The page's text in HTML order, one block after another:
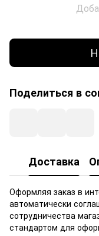
Поделиться в
Доставка
Оформляя заказ в
автоматически
сотрудничества
стандартом для